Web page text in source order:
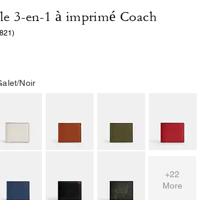
3-en-1 à imprimé Coach
Noir
+22
More